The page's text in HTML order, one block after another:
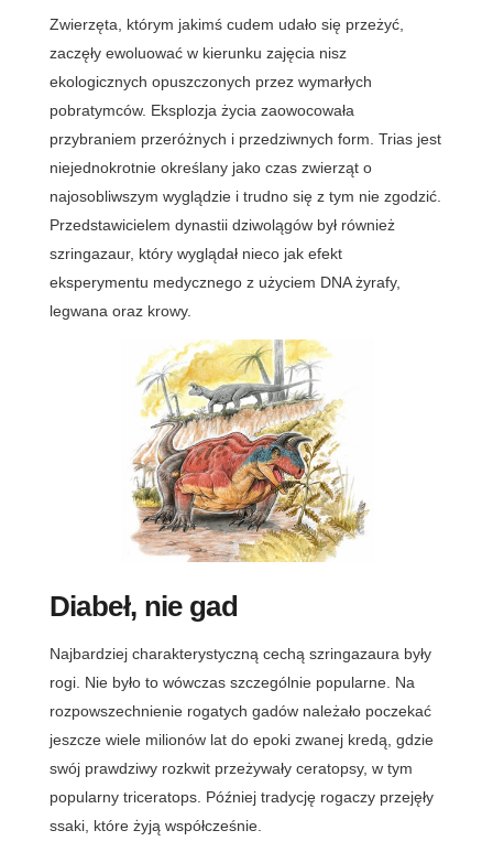
Zwierzęta, którym jakimś cudem udało się przeżyć,
zaczęły ewoluować w kierunku zajęcia nisz
ekologicznych opuszczonych przez wymarłych
pobratymców. Eksplozja życia zaowocowała
przybraniem przeróżnych i przedziwnych form. Trias jest
niejednokrotnie określany jako czas zwierząt o
najosobliwszym wyglądzie i trudno się z tym nie zgodzić.
Przedstawicielem dynastii dziwolągów był również
szringazaur, który wyglądał nieco jak efekt
eksperymentu medycznego z użyciem DNA żyrafy,
legwana oraz krowy.
Diabeł, nie gad
Najbardziej charakterystyczną cechą szringazaura były
rogi. Nie było to wówczas szczególnie popularne. Na
rozpowszechnienie rogatych gadów należało poczekać
jeszcze wiele milionów lat do epoki zwanej kredą, gdzie
swój prawdziwy rozkwit przeżywały ceratopsy, w tym
popularny triceratops. Później tradycję rogaczy przejęły
ssaki, które żyją współcześnie.